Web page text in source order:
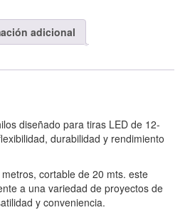
adicional
diseñado para tiras LED de 12-
durabilidad y rendimiento
cortable de 20 mts. este
a una variedad de proyectos de
y conveniencia.